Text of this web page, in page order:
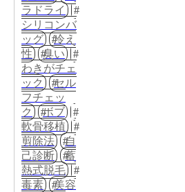
ラドライ
シリコンバ
ッグ
冷え
性
臭い
わきがチェ
ック
セル
フチェッ
ク
ボブ
軟骨移植
剪除法
自
己診断
蓄
熱式脱毛
毒素
美容